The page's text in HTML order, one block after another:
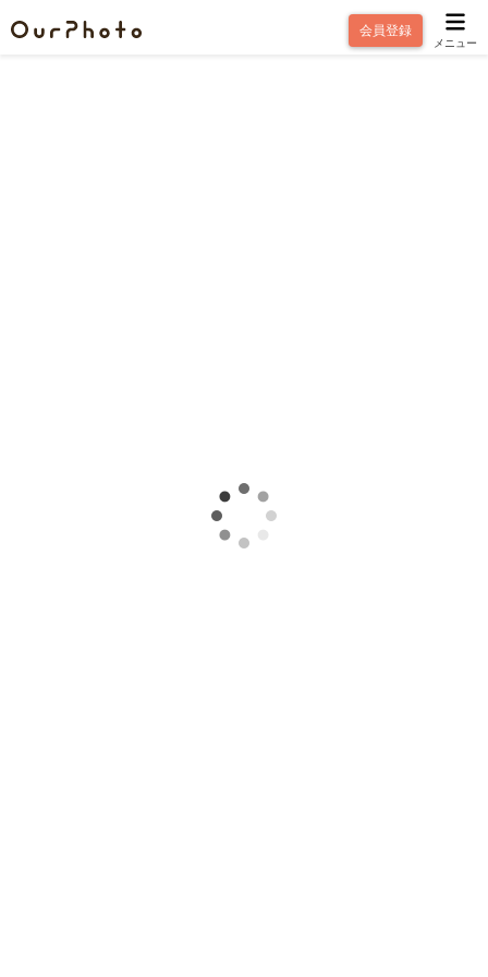
会員登録
メニュー